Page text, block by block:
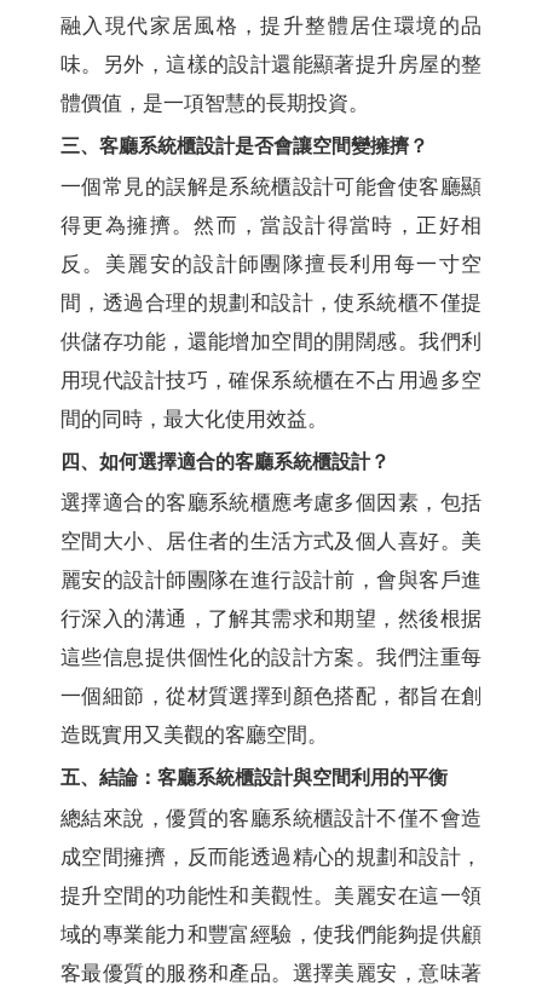
融入現代家居風格，提升整體居住環境的品
味。另外，這樣的設計還能顯著提升房屋的整
體價值，是一項智慧的長期投資。
三、客廳系統櫃設計是否會讓空間變擁擠？
一個常見的誤解是系統櫃設計可能會使客廳顯
得更為擁擠。然而，當設計得當時，正好相
反。美麗安的設計師團隊擅長利用每一寸空
間，透過合理的規劃和設計，使系統櫃不僅提
供儲存功能，還能增加空間的開闊感。我們利
用現代設計技巧，確保系統櫃在不占用過多空
間的同時，最大化使用效益。
四、如何選擇適合的客廳系統櫃設計？
選擇適合的客廳系統櫃應考慮多個因素，包括
空間大小、居住者的生活方式及個人喜好。美
麗安的設計師團隊在進行設計前，會與客戶進
行深入的溝通，了解其需求和期望，然後根据
這些信息提供個性化的設計方案。我們注重每
一個細節，從材質選擇到顏色搭配，都旨在創
造既實用又美觀的客廳空間。
五、結論：客廳系統櫃設計與空間利用的平衡
總結來說，優質的客廳系統櫃設計不僅不會造
成空間擁擠，反而能透過精心的規劃和設計，
提升空間的功能性和美觀性。美麗安在這一領
域的專業能力和豐富經驗，使我們能夠提供顧
客最優質的服務和產品。選擇美麗安，意味著